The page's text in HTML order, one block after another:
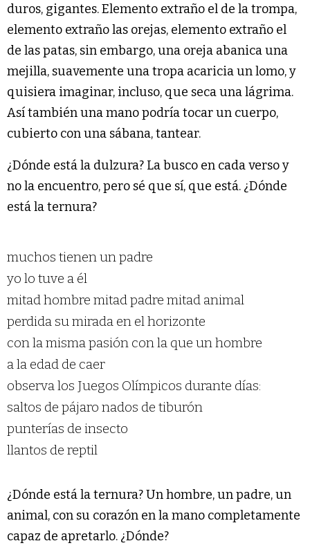
duros, gigantes. Elemento extraño el de la trompa,
elemento extraño las orejas, elemento extraño el
de las patas, sin embargo, una oreja abanica una
mejilla, suavemente una tropa acaricia un lomo, y
quisiera imaginar, incluso, que seca una lágrima.
Así también una mano podría tocar un cuerpo,
cubierto con una sábana, tantear.
¿Dónde está la dulzura? La busco en cada verso y
no la encuentro, pero sé que sí, que está. ¿Dónde
está la ternura?
muchos tienen un padre
yo lo tuve a él
mitad hombre mitad padre mitad animal
perdida su mirada en el horizonte
con la misma pasión con la que un hombre
a la edad de caer
observa los Juegos Olímpicos durante días:
saltos de pájaro nados de tiburón
punterías de insecto
llantos de reptil
¿Dónde está la ternura? Un hombre, un padre, un
animal, con su corazón en la mano completamente
capaz de apretarlo. ¿Dónde?